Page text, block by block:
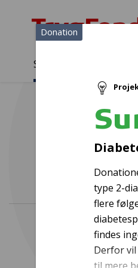
Sådan støtter vi
Projekter og
Donation
type 2-
flere
findes
Derfor
til mere